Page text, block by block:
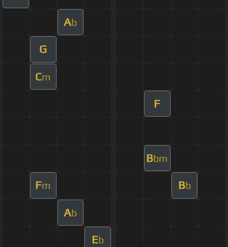
Ab
G
Cm
F
Bbm
Fm Bb
Ab
Eb